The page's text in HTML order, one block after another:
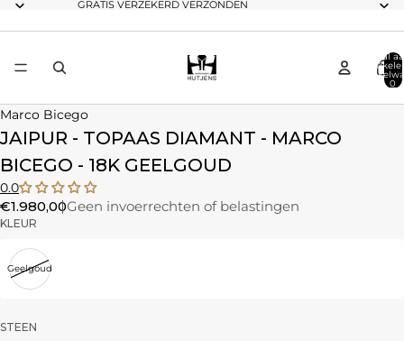
GRATIS VERZEKERD VERZONDEN
Totaal
0
Marco Bicego
JAIPUR - TOPAAS DIAMANT - MARCO
BICEGO - 18K GEELGOUD
0.0
€1.980,00Geen invoerrechten of belastingen
KLEUR
Geelgoud
STEEN